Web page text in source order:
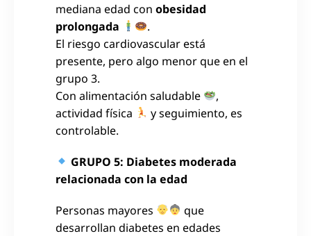
mediana edad con obesidad
prolongada
.
El riesgo cardiovascular está
presente, pero algo menor que en el
grupo 3.
Con alimentación saludable
,
actividad física
y seguimiento, es
controlable.
GRUPO 5: Diabetes moderada
relacionada con la edad
Personas mayores
que
desarrollan diabetes en edades